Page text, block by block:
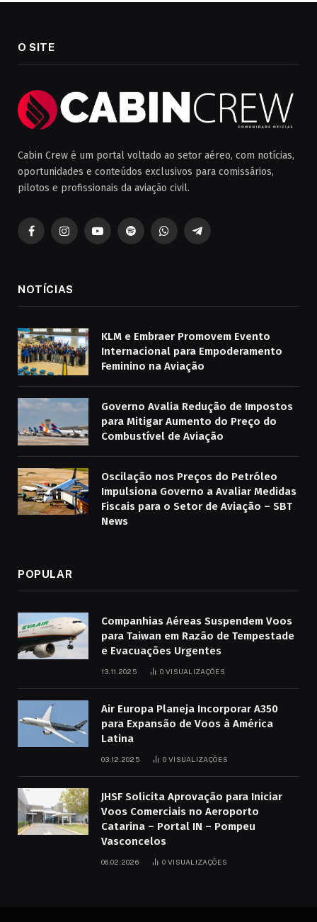
O SITE
Cabin Crew é um portal voltado ao setor aéreo, com notícias,
oportunidades e conteúdos exclusivos para comissários,
pilotos e profissionais da aviação civil.
FacebookInstagramYouTubeSpotifyWhatsAppTelegrama
NOTÍCIAS
KLM e Embraer Promovem Evento
Internacional para Empoderamento
Feminino na Aviação
Governo Avalia Redução de Impostos
para Mitigar Aumento do Preço do
Combustível de Aviação
Oscilação nos Preços do Petróleo
Impulsiona Governo a Avaliar Medidas
Fiscais para o Setor de Aviação – SBT
News
POPULAR
Companhias Aéreas Suspendem Voos
para Taiwan em Razão de Tempestade
e Evacuações Urgentes
13.11.2025 0 VISUALIZAÇÕES
Air Europa Planeja Incorporar A350
para Expansão de Voos à América
Latina
03.12.2025 0 VISUALIZAÇÕES
JHSF Solicita Aprovação para Iniciar
Voos Comerciais no Aeroporto
Catarina – Portal IN – Pompeu
Vasconcelos
06.02.2026 0 VISUALIZAÇÕES